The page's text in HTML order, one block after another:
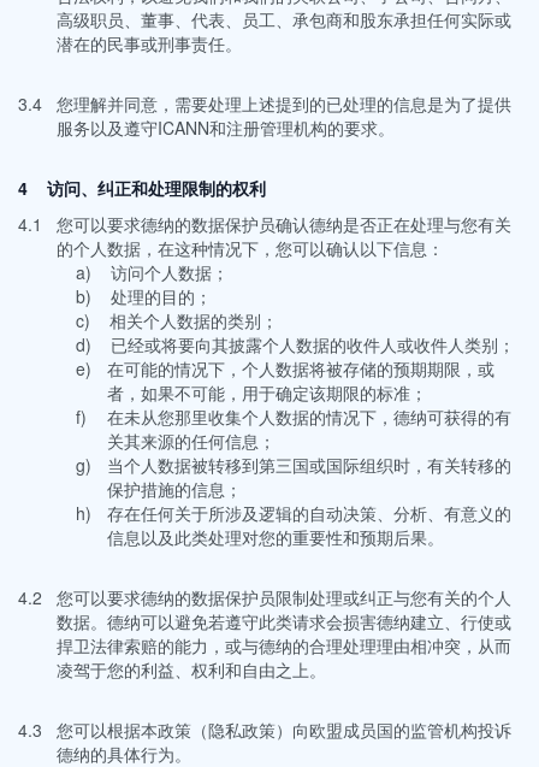
高级职员、董事、代表、员工、承包商和股东承担任何实际或
潜在的民事或刑事责任。
3.4您理解并同意，需要处理上述提到的已处理的信息是为了提供
服务以及遵守ICANN和注册管理机构的要求。
4 访问、纠正和处理限制的权利
4.1您可以要求德纳的数据保护员确认德纳是否正在处理与您有关
的个人数据，在这种情况下，您可以确认以下信息：
a) 访问个人数据；
b) 处理的目的；
c) 相关个人数据的类别；
d) 已经或将要向其披露个人数据的收件人或收件人类别；
e)在可能的情况下，个人数据将被存储的预期期限，或
者，如果不可能，用于确定该期限的标准；
f) 在未从您那里收集个人数据的情况下，德纳可获得的有
关其来源的任何信息；
g)当个人数据被转移到第三国或国际组织时，有关转移的
保护措施的信息；
h)存在任何关于所涉及逻辑的自动决策、分析、有意义的
信息以及此类处理对您的重要性和预期后果。
4.2您可以要求德纳的数据保护员限制处理或纠正与您有关的个人
数据。德纳可以避免若遵守此类请求会损害德纳建立、行使或
捍卫法律索赔的能力，或与德纳的合理处理理由相冲突，从而
凌驾于您的利益、权利和自由之上。
4.3您可以根据本政策（隐私政策）向欧盟成员国的监管机构投诉
德纳的具体行为。